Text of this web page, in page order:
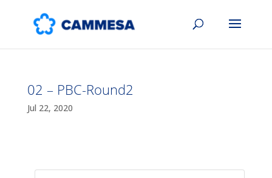
02 – PBC-Round2
Jul 22, 2020